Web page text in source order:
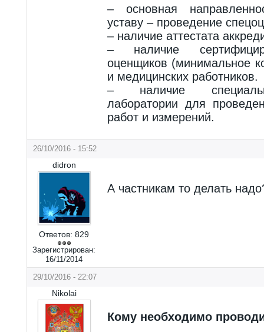
– основная
уставу – проведение
– наличие аттестата
– наличие
оценщиков (минимальное
и медицинских работников.
– наличие
лаборатории для
работ и измерений.
26/10/2016 - 15:52
didron
Ответов: 829
Зарегистрирован:
16/11/2014
А частникам то делать
29/10/2016 - 22:07
Nikolai
Кому необходимо